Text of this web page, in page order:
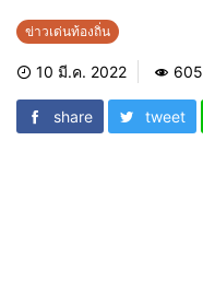
ข่าวเด่นท้องถิ่น
10 มี.ค. 2022 605
share tweet